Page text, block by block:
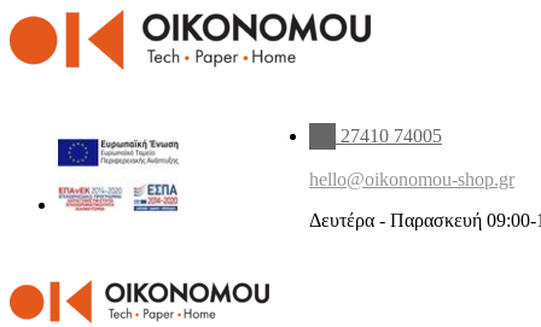
27410 74005
hello@oikonomou-shop.gr
Δευτέρα - Παρασκευή 09:00-